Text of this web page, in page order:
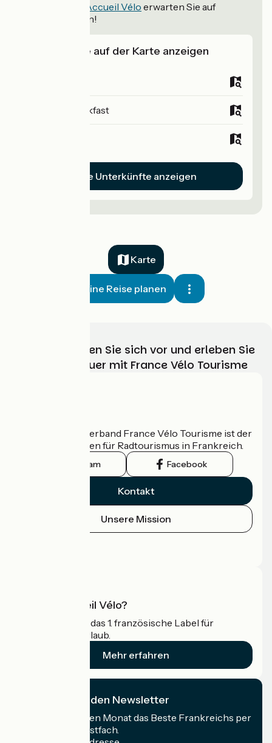
Accueil Vélo erwarten Sie auf
Véloroute du Lin!
Unterkünfte auf der Karte anzeigen
Bed and breakfast
Alle Unterkünfte anzeigen
Karte
Meine Reise planen
Wählen, bereiten Sie sich vor und erleben Sie
Ihr Radabenteuer mit France Vélo Tourisme
Der nationale Verband France Vélo Tourisme ist der
offizielle Leitfaden für Radtourismus in Frankreich.
Instagram Facebook
Kontakt
Unsere Mission
Was ist Accueil Vélo?
Accueil Vélo ist das 1. französische Label für
Radfahrer im Urlaub.
Mehr erfahren
Ich abonniere den Newsletter
Erhalten Sie jeden Monat das Beste Frankreichs per
Rad in Ihrem Postfach.